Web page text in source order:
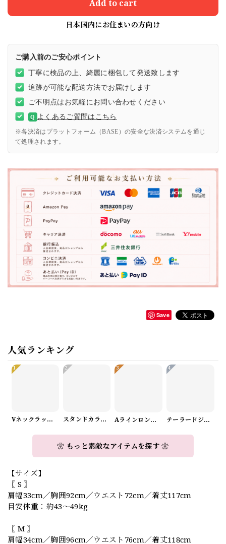
Add to cart
日本国内にお住まいの方向け
ご購入前のご安心ポイント
丁寧に検品の上、綺麗に梱包して発送致します
追跡が可能な配送方法でお届けします
ご不明点はお気軽にお問い合わせください
Q よくあるご質問はこちら
※各決済はプラットフォーム（BASE）の安全な決済システムを通じ
て処理されます。
Save
人気ランキング
1
Vネックラップデザインニット（3color） A1008
2
スタンドカラーロングスリーブリボンブラウス（3color） A1126
3
Aラインロングワンピース（2color） A0908
4
テーラードジャケット＆ワイドパンツスーツwithスカーフ A0987
❀ もっと素敵なアイテムを探す ❀
【サイズ】
〖 S 〗
肩幅33cm／胸囲92cm／ウエスト72cm／着丈117cm
目安体重：約43〜49kg
〖 M 〗
肩幅34cm／胸囲96cm／ウエスト76cm／着丈118cm